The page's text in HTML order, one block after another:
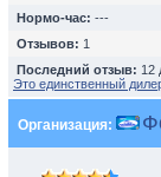
Нормо-час: ---
Отзывов: 1
Последний отзыв: 12
Это единственный
Организация: